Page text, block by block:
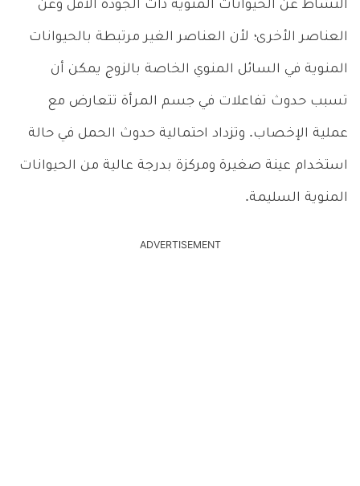
النشاط عن الحيوانات المنوية ذات الجودة الأقل وعن
العناصر الأخرى؛ لأن العناصر الغير مرتبطة بالحيوانات
المنوية في السائل المنوي الخاصة بالزوج يمكن أن
تسبب حدوث تفاعلات في جسم المرأة تتعارض مع
عملية الإخصاب. وتزداد احتمالية حدوث الحمل في حالة
استخدام عينة صغيرة ومركزة بدرجة عالية من الحيوانات
المنوية السليمة.
ADVERTISEMENT